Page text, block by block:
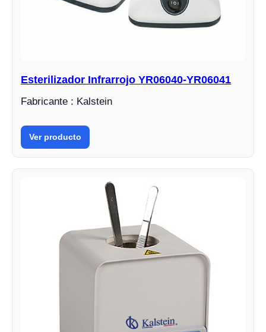
Esterilizador Infrarrojo YR06040-YR06041
Fabricante : Kalstein
Ver producto